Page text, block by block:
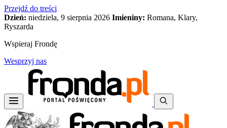
Przejdź do treści
Dzień: niedziela, 9 sierpnia 2026 Imieniny: Romana, Klary,
Ryszarda
Wspieraj Frondę
Wesprzyj nas